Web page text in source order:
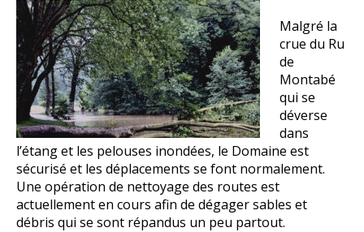
Malgré la
crue du Ru
de
Montabé
qui se
déverse
dans
l’étang et les pelouses inondées, le Domaine est
sécurisé et les déplacements se font normalement.
Une opération de nettoyage des routes est
actuellement en cours afin de dégager sables et
débris qui se sont répandus un peu partout.